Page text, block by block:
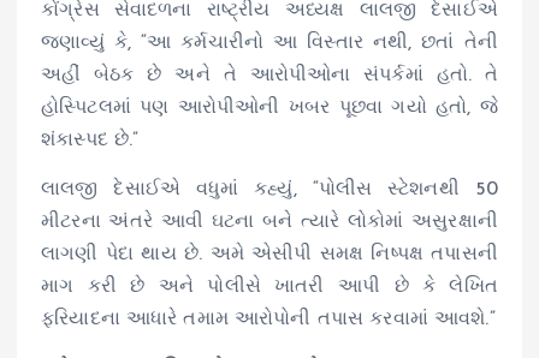
કોંગ્રેસ સેવાદળના રાષ્ટ્રીય અધ્યક્ષ લાલજી દેસાઈએ
જણાવ્યું કે, “આ કર્મચારીનો આ વિસ્તાર નથી, છતાં તેની
અહીં બેઠક છે અને તે આરોપીઓના સંપર્કમાં હતો. તે
હોસ્પિટલમાં પણ આરોપીઓની ખબર પૂછવા ગયો હતો, જે
શંકાસ્પદ છે.”
લાલજી દેસાઈએ વધુમાં કહ્યું, “પોલીસ સ્ટેશનથી 50
મીટરના અંતરે આવી ઘટના બને ત્યારે લોકોમાં અસુરક્ષાની
લાગણી પેદા થાય છે. અમે એસીપી સમક્ષ નિષ્પક્ષ તપાસની
માગ કરી છે અને પોલીસે ખાતરી આપી છે કે લેખિત
ફરિયાદના આધારે તમામ આરોપોની તપાસ કરવામાં આવશે.”